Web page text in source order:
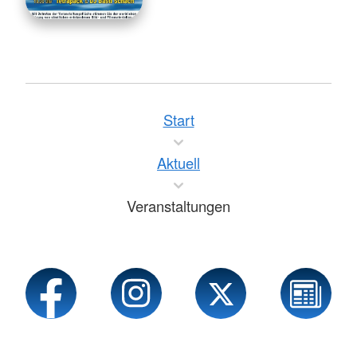
Start
Aktuell
Veranstaltungen